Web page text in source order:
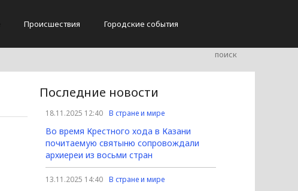
Происшествия Городские события
Последние новости
18.11.2025 12:40 В стране и мире
Во время Крестного хода в Казани
почитаемую святыню сопровождали
архиереи из восьми стран
13.11.2025 14:40 В стране и мире